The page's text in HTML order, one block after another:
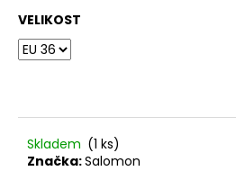
VELIKOST
Skladem (1 ks)
Značka:Salomon
D
o
r
u
č